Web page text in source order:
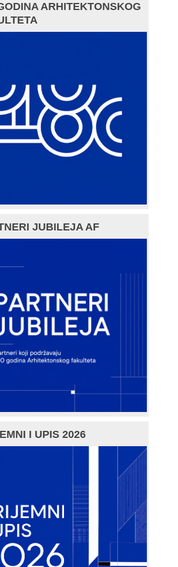
ARHITEKTONSKOG
JUBILEJA AF
I UPIS 2026